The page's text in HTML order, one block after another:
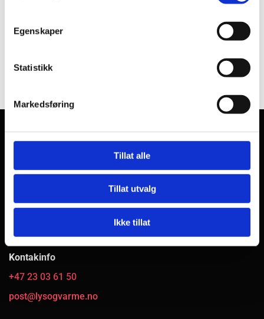
Egenskaper
Statistikk
Markedsføring
Tillat alle
Tillat utvalg
Ikke tillat
Kontakinfo
+47 23 03 61 50
post@lysogvarme.no